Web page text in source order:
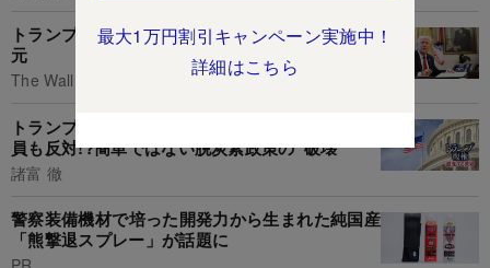
最大1万円割引キャンペーン実施中！
詳細はこちら
トランプ氏が進める規制緩和、規模は歴史的新次
元
The Wall Street Journal
トランプ政権「インフレ抑制法廃止」は共和党議
員も反対!?簡単ではない脱炭素政策の“破壊”
諸富 徹
警察装備機材で培った開発力から生まれた純国産
「熊撃退スプレー」が話題に